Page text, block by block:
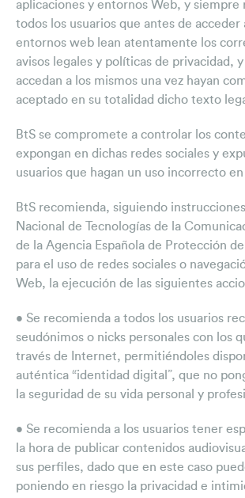
aplicaciones y entornos Web, y siempre
todos los usuarios que antes de acceder
entornos web lean atentamente los
avisos legales y políticas de privacidad,
accedan a los mismos una vez hayan
aceptado en su totalidad dicho texto
BtS se compromete a controlar los
expongan en dichas redes sociales y
usuarios que hagan un uso incorrecto en
BtS recomienda, siguiendo
Nacional de Tecnologías de la
de la Agencia Española de Protección
para el uso de redes sociales o
Web, la ejecución de las siguientes
• Se recomienda a todos los usuarios
seudónimos o nicks personales con los
través de Internet, permitiéndoles
auténtica “identidad digital”, que no
la seguridad de su vida personal y
• Se recomienda a los usuarios tener
la hora de publicar contenidos
sus perfiles, dado que en este caso
poniendo en riesgo la privacidad e